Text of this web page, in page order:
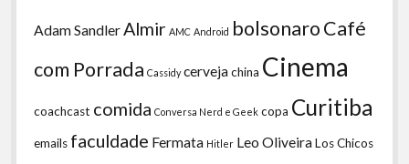
Adam Sandler Almir AMC Android bolsonaroCafé
com Porrada Cassidy cervejachina Cinema
coachcast comida Conversa Nerd e Geek copa Curitiba
emails faculdade Fermata Hitler Leo OliveiraLos Chicos